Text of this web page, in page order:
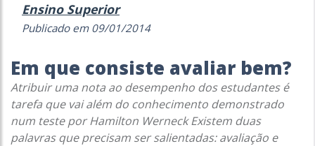
Ensino Superior
Publicado em 09/01/2014
Em que consiste avaliar bem?
Atribuir uma nota ao desempenho dos estudantes é
tarefa que vai além do conhecimento demonstrado
num teste por Hamilton Werneck Existem duas
palavras que precisam ser salientadas: avaliação e